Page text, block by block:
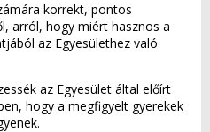
korrekt, pontos
arról, hogy miért hasznos a
az Egyesülethez való
az Egyesület által előírt
hogy a megfigyelt gyerekek